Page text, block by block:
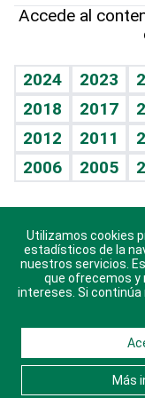
Vida y familia
Eñe
Celebrando la vida
Sin complejos
En pocas palabras
Escuchando al
Economía Personal
TBT Deportivo
Guía del dinero
Cumpleaños
Horóscopos
Crucigramas
Accede al
2024 2023
2018
2017
2012
2011
2006
2005
Descarga
© 2021 Diario
Consulta el
Utilizamos cookies
estadísticos de la
nuestros servicios.
que ofrecemos y
intereses. Si continúa
Más